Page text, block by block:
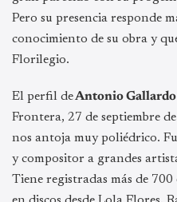
Pero su presencia responde
conocimiento de su obra y
Florilegio.
El perfil deAntonio
Frontera, 27 de septiembre
nos antoja muy poliédrico.
y compositor a grandes
Tiene registradas más de